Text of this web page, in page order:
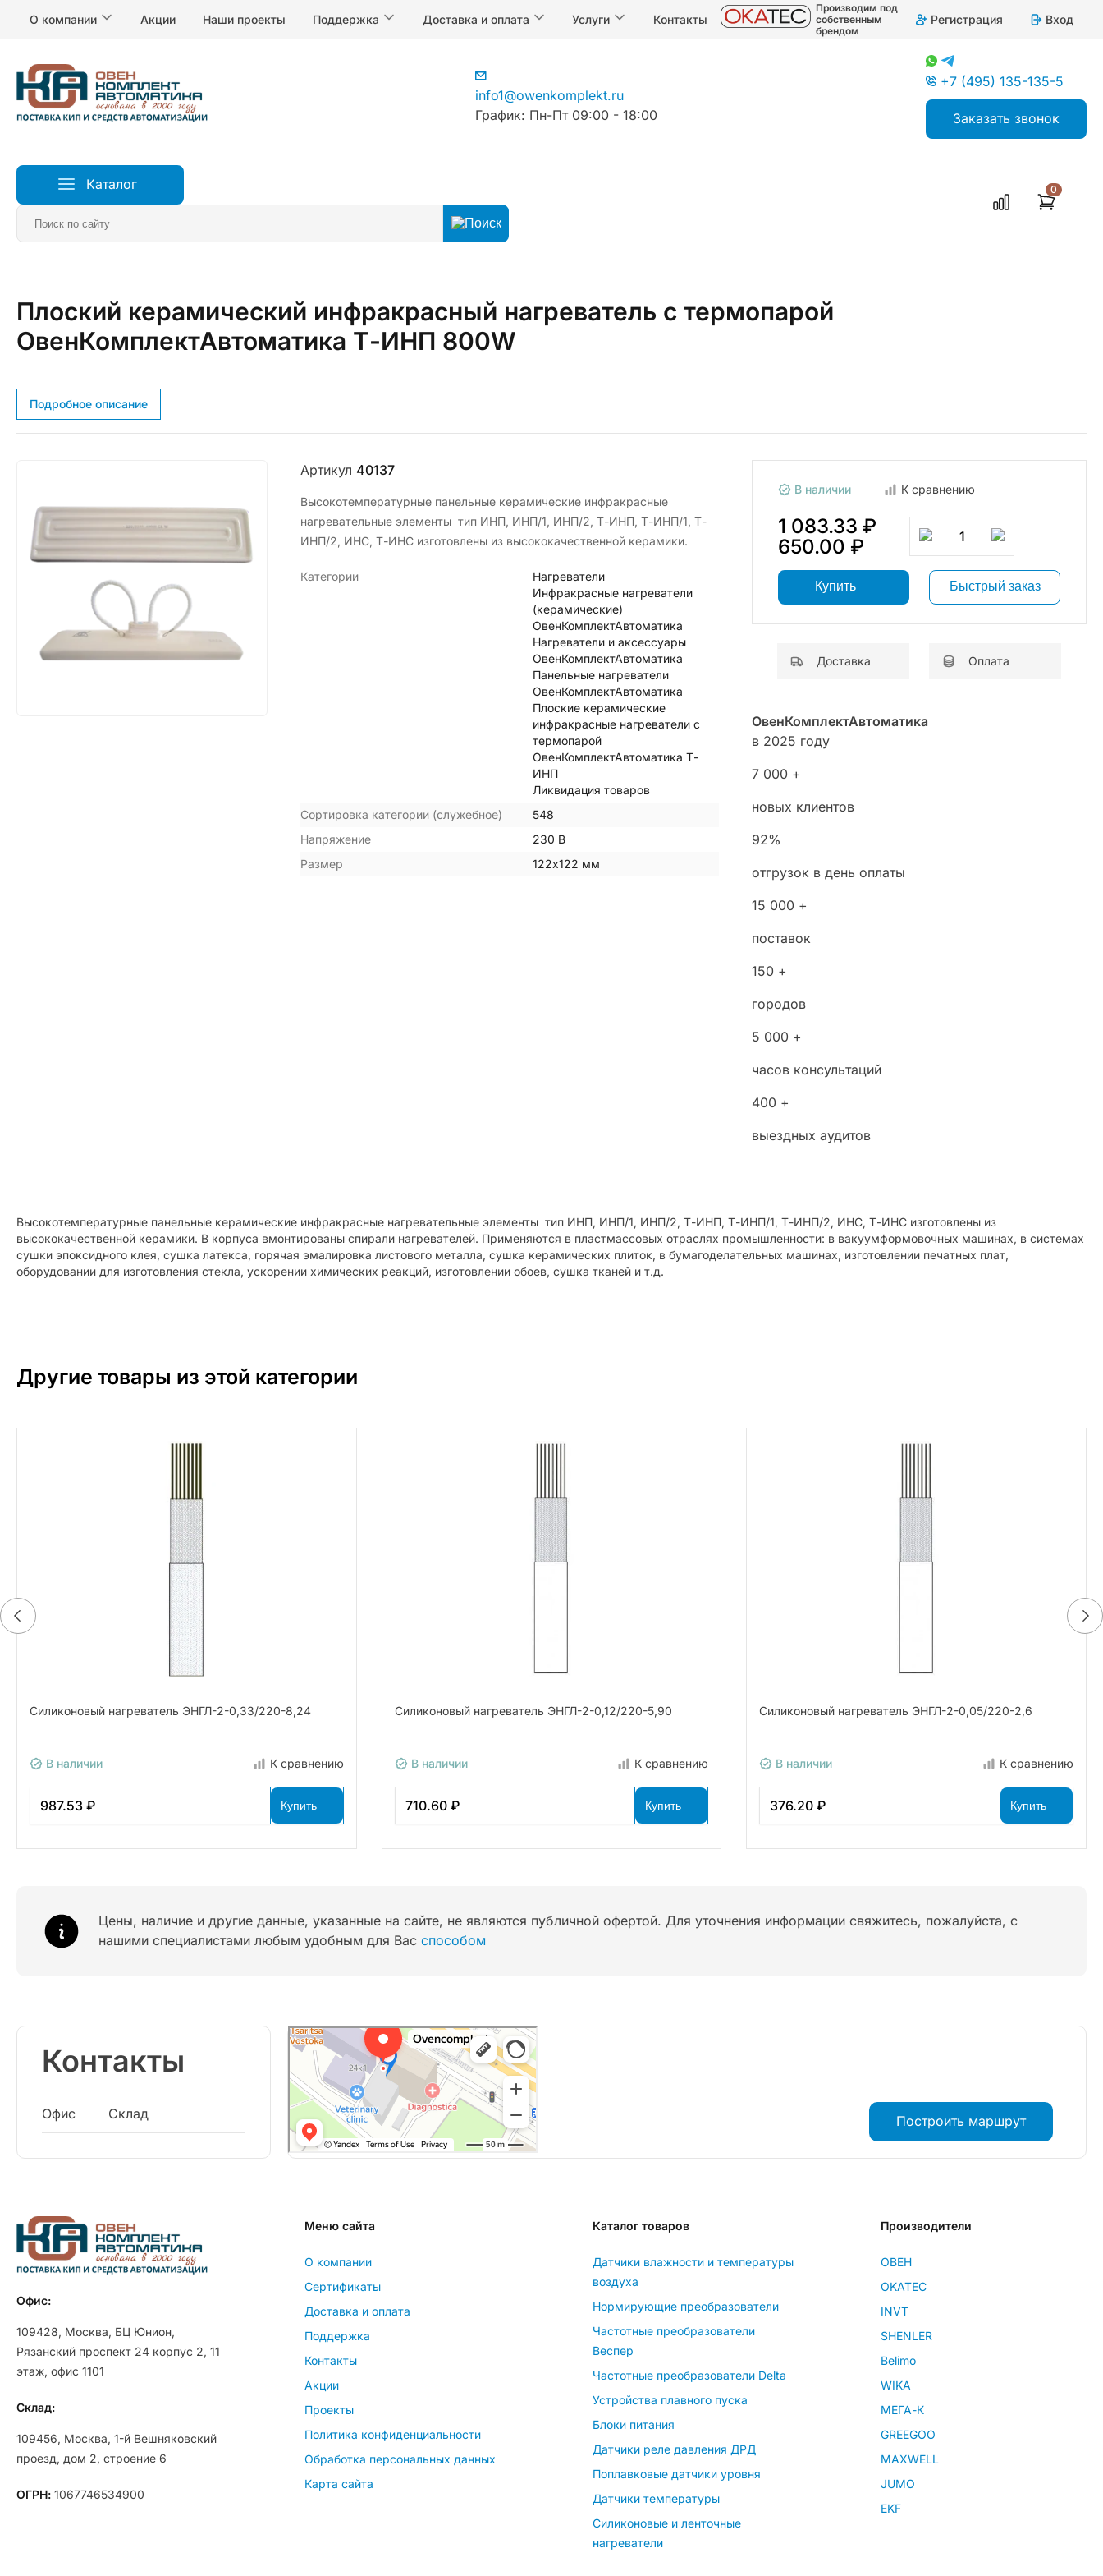
О компании Акции Наши проекты Поддержка Доставка и оплата Услуги Контакты
Производим под
собственным
брендом
Регистрация Вход
info1@owenkomplekt.ru
График: Пн-Пт 09:00 - 18:00
+7 (495) 135-135-5
Заказать звонок
Каталог 0
Главная Нагреватели
Плоский керамический инфракрасный нагреватель с термопарой
ОвенКомплектАвтоматика Т-ИНП 800W
Подробное описание
Артикул 40137
Высокотемпературные панельные керамические инфракрасные
нагревательные элементы тип ИНП, ИНП/1, ИНП/2, Т-ИНП, Т-ИНП/1, Т-
ИНП/2, ИНС, Т-ИНС изготовлены из высококачественной керамики.
Категории
Нагреватели
Инфракрасные нагреватели
(керамические)
ОвенКомплектАвтоматика
Нагреватели и аксессуары
ОвенКомплектАвтоматика
Панельные нагреватели
ОвенКомплектАвтоматика
Плоские керамические
инфракрасные нагреватели с
термопарой
ОвенКомплектАвтоматика Т-
ИНП
Ликвидация товаров
Сортировка категории (служебное)
548
Напряжение
230 В
Размер
122х122 мм
В наличии К сравнению
1 083.33 ₽
650.00 ₽
1
Купить Быстрый заказ
Доставка Оплата
ОвенКомплектАвтоматика
в 2025 году
7 000 +
новых клиентов
92%
отгрузок в день оплаты
15 000 +
поставок
150 +
городов
5 000 +
часов консультаций
400 +
выездных аудитов
Высокотемпературные панельные керамические инфракрасные нагревательные элементы тип ИНП, ИНП/1, ИНП/2, Т-ИНП, Т-ИНП/1, Т-ИНП/2, ИНС, Т-ИНС изготовлены из
высококачественной керамики. В корпуса вмонтированы спирали нагревателей. Применяются в пластмассовых отраслях промышленности: в вакуумформовочных машинах, в системах
сушки эпоксидного клея, сушка латекса, горячая эмалировка листового металла, сушка керамических плиток, в бумагоделательных машинах, изготовлении печатных плат,
оборудовании для изготовления стекла, ускорении химических реакций, изготовлении обоев, сушка тканей и т.д.
Другие товары из этой категории
Силиконовый нагреватель ЭНГЛ-2-0,33/220-8,24
В наличии К сравнению
987.53 ₽ Купить
Силиконовый нагреватель ЭНГЛ-2-0,12/220-5,90
В наличии К сравнению
710.60 ₽ Купить
Силиконовый нагреватель ЭНГЛ-2-0,05/220-2,6
В наличии К сравнению
376.20 ₽ Купить
Цены, наличие и другие данные, указанные на сайте, не являются публичной офертой. Для уточнения информации свяжитесь, пожалуйста, с
нашими специалистами любым удобным для Вас способом
Контакты
Офис Склад Построить маршрут
Офис:
109428, Москва, БЦ Юнион,
Рязанский проспект 24 корпус 2, 11
этаж, офис 1101
Склад:
109456, Москва, 1-й Вешняковский
проезд, дом 2, строение 6
ОГРН: 1067746534900
Меню сайта
О компании
Сертификаты
Доставка и оплата
Поддержка
Контакты
Акции
Проекты
Политика конфиденциальности
Обработка персональных данных
Карта сайта
Каталог товаров
Датчики влажности и температуры
воздуха
Нормирующие преобразователи
Частотные преобразователи
Веспер
Частотные преобразователи Delta
Устройства плавного пуска
Блоки питания
Датчики реле давления ДРД
Поплавковые датчики уровня
Датчики температуры
Силиконовые и ленточные
нагреватели
Производители
ОВЕН
OKATEC
INVT
SHENLER
Belimo
WIKA
МЕГА-К
GREEGOO
MAXWELL
JUMO
EKF